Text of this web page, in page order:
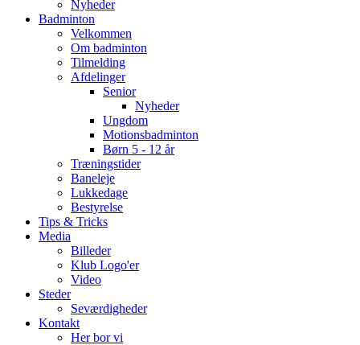
Nyheder
Badminton
Velkommen
Om badminton
Tilmelding
Afdelinger
Senior
Nyheder
Ungdom
Motionsbadminton
Børn 5 - 12 år
Træningstider
Baneleje
Lukkedage
Bestyrelse
Tips & Tricks
Media
Billeder
Klub Logo'er
Video
Steder
Seværdigheder
Kontakt
Her bor vi